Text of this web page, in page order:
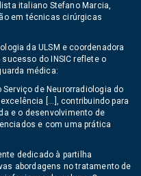
italiano Stefano Marcia,
em técnicas cirúrgicas
da ULSM e coordenadora
do INSIC reflete o
médica:
de Neurorradiologia do
[...], contribuindo para
e o desenvolvimento de
e com uma prática
dedicado à partilha
abordagens no tratamento de